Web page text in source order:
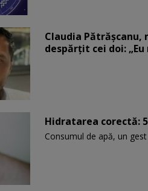
Claudia Pătrășcanu,
despărțit cei doi:
Hidratarea corectă:
Consumul de apă, un